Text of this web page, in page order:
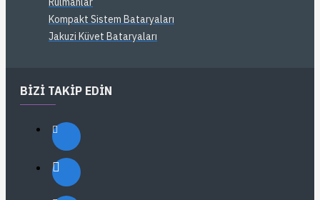
Kompakt Sistem Bataryaları
Jakuzi Küvet Bataryaları
BIZI TAKIP EDIN